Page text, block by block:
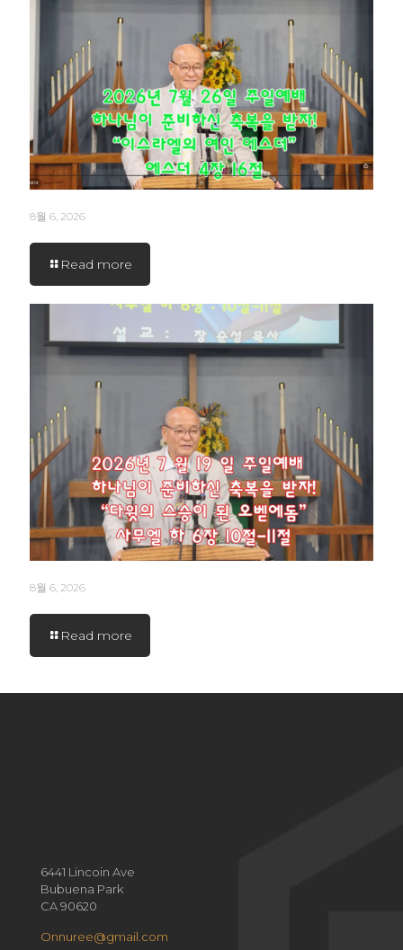
8월 6, 2026
Read more
8월 6, 2026
Read more
6441 Lincoin Ave
Bubuena Park
CA 90620
Onnuree@gmail.com